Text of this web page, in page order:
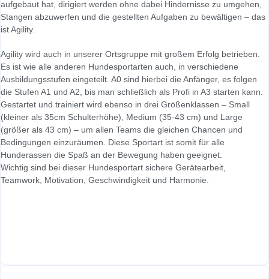
aufgebaut hat, dirigiert werden ohne dabei Hindernisse zu umgehen,
Stangen abzuwerfen und die gestellten Aufgaben zu bewältigen – das
ist Agility.
Agility wird auch in unserer Ortsgruppe mit großem Erfolg betrieben.
Es ist wie alle anderen Hundesportarten auch, in verschiedene
Ausbildungsstufen eingeteilt. A0 sind hierbei die Anfänger, es folgen
die Stufen A1 und A2, bis man schließlich als Profi in A3 starten kann.
Gestartet und trainiert wird ebenso in drei Größenklassen – Small
(kleiner als 35cm Schulterhöhe), Medium (35-43 cm) und Large
(größer als 43 cm) – um allen Teams die gleichen Chancen und
Bedingungen einzuräumen. Diese Sportart ist somit für alle
Hunderassen die Spaß an der Bewegung haben geeignet.
Wichtig sind bei dieser Hundesportart sichere Gerätearbeit,
Teamwork, Motivation, Geschwindigkeit und Harmonie.